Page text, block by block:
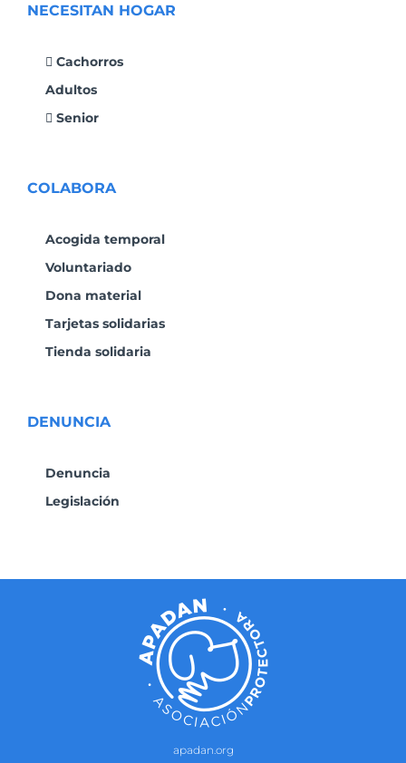
NECESITAN HOGAR
Cachorros
Adultos
Senior
COLABORA
Acogida temporal
Voluntariado
Dona material
Tarjetas solidarias
Tienda solidaria
DENUNCIA
Denuncia
Legislación
apadan.org